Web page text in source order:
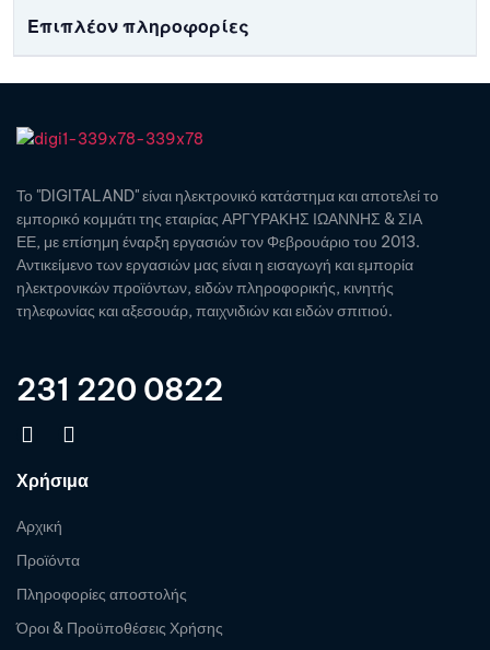
Επιπλέον πληροφορίες
Το "DIGITALAND" είναι ηλεκτρονικό κατάστημα και αποτελεί το
εμπορικό κομμάτι της εταιρίας ΑΡΓΥΡΑΚΗΣ ΙΩΑΝΝΗΣ & ΣΙΑ
ΕΕ, με επίσημη έναρξη εργασιών τον Φεβρουάριο του 2013.
Αντικείμενο των εργασιών μας είναι η εισαγωγή και εμπορία
ηλεκτρονικών προϊόντων, ειδών πληροφορικής, κινητής
τηλεφωνίας και αξεσουάρ, παιχνιδιών και ειδών σπιτιού.
231 220 0822
Χρήσιμα
Αρχική
Προϊόντα
Πληροφορίες αποστολής
Όροι & Προϋποθέσεις Χρήσης